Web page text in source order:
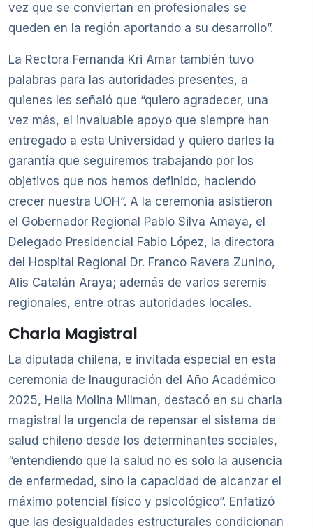
vez que se conviertan en profesionales se
queden en la región aportando a su desarrollo”.
La Rectora Fernanda Kri Amar también tuvo
palabras para las autoridades presentes, a
quienes les señaló que “quiero agradecer, una
vez más, el invaluable apoyo que siempre han
entregado a esta Universidad y quiero darles la
garantía que seguiremos trabajando por los
objetivos que nos hemos definido, haciendo
crecer nuestra UOH”. A la ceremonia asistieron
el Gobernador Regional Pablo Silva Amaya, el
Delegado Presidencial Fabio López, la directora
del Hospital Regional Dr. Franco Ravera Zunino,
Alis Catalán Araya; además de varios seremis
regionales, entre otras autoridades locales.
Charla Magistral
La diputada chilena, e invitada especial en esta
ceremonia de Inauguración del Año Académico
2025, Helia Molina Milman, destacó en su charla
magistral la urgencia de repensar el sistema de
salud chileno desde los determinantes sociales,
“entendiendo que la salud no es solo la ausencia
de enfermedad, sino la capacidad de alcanzar el
máximo potencial físico y psicológico”. Enfatizó
que las desigualdades estructurales condicionan